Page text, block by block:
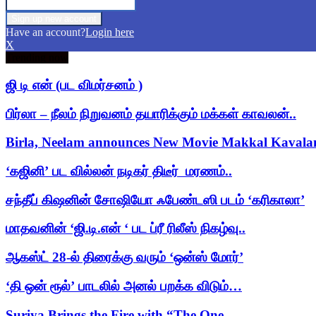
Have an account?Login here
X
ஜி டி என் (பட விமர்சனம் )
பிர்லா – நீலம் நிறுவனம் தயாரிக்கும் மக்கள் காவலன்..
Birla, Neelam announces New Movie Makkal
‘கஜினி’ பட வில்லன் நடிகர் திடீர் மரணம்..
சந்தீப் கிஷனின் சோஷியோ ஃபேண்டஸி படம் ‘கரிகாலா’
மாதவனின் ‘ஜி.டி.என் ‘ பட ப்ரீ ரிலீஸ் நிகழ்வு..
ஆகஸ்ட் 28-ல் திரைக்கு வரும் ‘ஒன்ஸ் மோர்’
‘தி ஒன் ரூல்’ பாடலில் அனல் பறக்க விடும்…